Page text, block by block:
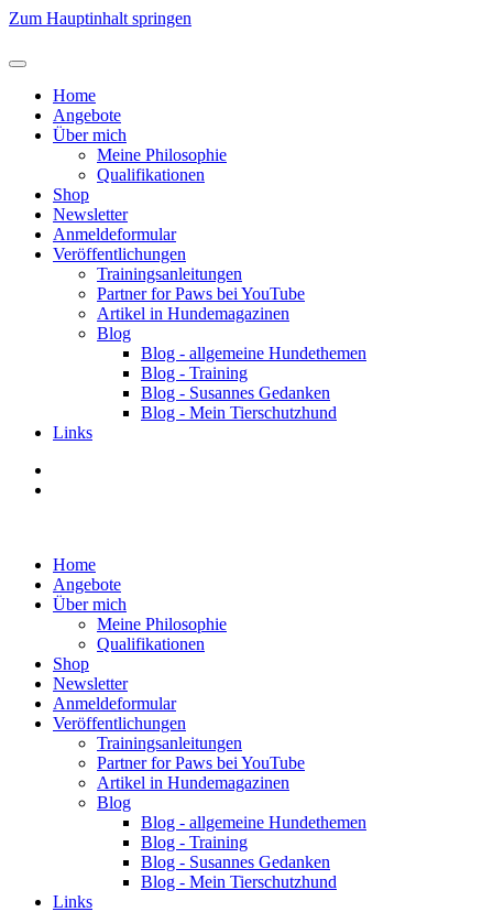
Zum Hauptinhalt springen
Home
Angebote
Über mich
Meine Philosophie
Qualifikationen
Shop
Newsletter
Anmeldeformular
Veröffentlichungen
Trainingsanleitungen
Partner for Paws bei YouTube
Artikel in Hundemagazinen
Blog
Blog - allgemeine Hundethemen
Blog - Training
Blog - Susannes Gedanken
Blog - Mein Tierschutzhund
Links
Home
Angebote
Über mich
Meine Philosophie
Qualifikationen
Shop
Newsletter
Anmeldeformular
Veröffentlichungen
Trainingsanleitungen
Partner for Paws bei YouTube
Artikel in Hundemagazinen
Blog
Blog - allgemeine Hundethemen
Blog - Training
Blog - Susannes Gedanken
Blog - Mein Tierschutzhund
Links